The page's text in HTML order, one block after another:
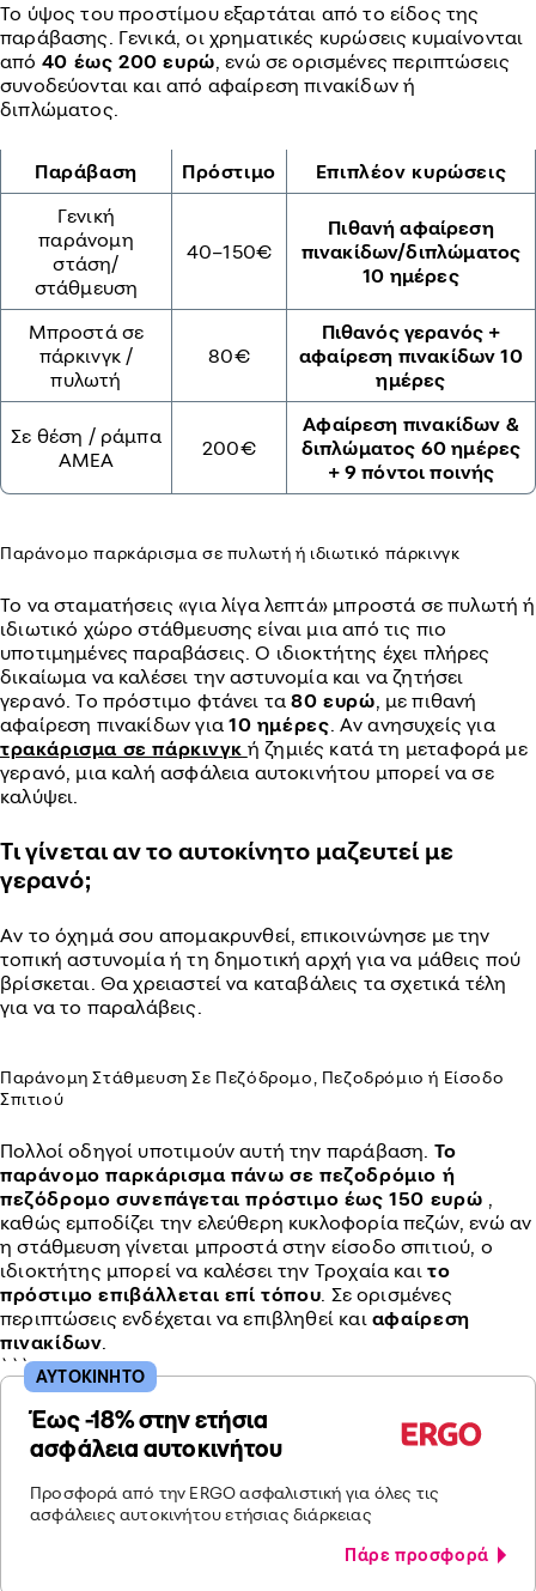
Το ύψος του προστίμου εξαρτάται από το είδος της
παράβασης. Γενικά, οι χρηματικές κυρώσεις κυμαίνονται
από 40 έως 200 ευρώ, ενώ σε ορισμένες περιπτώσεις
συνοδεύονται και από αφαίρεση πινακίδων ή
διπλώματος.
Παράβαση Πρόστιμο
Επιπλέον κυρώσεις
Γενική
παράνομη
στάση/
στάθμευση
40–150€
Πιθανή αφαίρεση
πινακίδων/διπλώματος
10 ημέρες
Μπροστά σε
πάρκινγκ /
πυλωτή
80€
Πιθανός γερανός +
αφαίρεση πινακίδων 10
ημέρες
Σε θέση / ράμπα
ΑΜΕΑ
200€
Αφαίρεση πινακίδων &
διπλώματος 60 ημέρες
+ 9 πόντοι ποινής
Παράνομο παρκάρισμα σε πυλωτή ή ιδιωτικό πάρκινγκ
Το να σταματήσεις «για λίγα λεπτά» μπροστά σε πυλωτή ή
ιδιωτικό χώρο στάθμευσης είναι μια από τις πιο
υποτιμημένες παραβάσεις. Ο ιδιοκτήτης έχει πλήρες
δικαίωμα να καλέσει την αστυνομία και να ζητήσει
γερανό. Το πρόστιμο φτάνει τα80 ευρώ, με πιθανή
αφαίρεση πινακίδων για10 ημέρες. Αν ανησυχείς για
τρακάρισμα σε πάρκινγκ ή ζημιές κατά τη μεταφορά με
γερανό, μια καλή ασφάλεια αυτοκινήτου μπορεί να σε
καλύψει.
Τι γίνεται αν το αυτοκίνητο μαζευτεί με
γερανό;
Αν το όχημά σου απομακρυνθεί, επικοινώνησε με την
τοπική αστυνομία ή τη δημοτική αρχή για να μάθεις πού
βρίσκεται. Θα χρειαστεί να καταβάλεις τα σχετικά τέλη
για να το παραλάβεις.
Παράνομη Στάθμευση Σε Πεζόδρομο, Πεζοδρόμιο ή Είσοδο
Σπιτιού
Πολλοί οδηγοί υποτιμούν αυτή την παράβαση. Το
παράνομο παρκάρισμα πάνω σε πεζοδρόμιο ή
πεζόδρομο συνεπάγεται πρόστιμο έως 150 ευρώ ,
καθώς εμποδίζει την ελεύθερη κυκλοφορία πεζών, ενώ αν
η στάθμευση γίνεται μπροστά στην είσοδο σπιτιού, ο
ιδιοκτήτης μπορεί να καλέσει την Τροχαία και το
πρόστιμο επιβάλλεται επί τόπου. Σε ορισμένες
περιπτώσεις ενδέχεται να επιβληθεί και αφαίρεση
πινακίδων.
```
Έως -18% στην ετήσια
ασφάλεια αυτοκινήτου
Προσφορά από την ERGO ασφαλιστική για όλες τις
ασφάλειες αυτοκινήτου ετήσιας διάρκειας
Πάρε προσφορά
ΑΥΤΟΚΙΝΗΤΟ